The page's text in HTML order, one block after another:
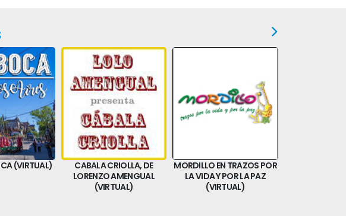
(VIRTUAL)
CABALA CRIOLLA, DE
LORENZO AMENGUAL
(VIRTUAL)
MORDILLO EN TRAZOS POR
LA VIDA Y POR LA PAZ
(VIRTUAL)